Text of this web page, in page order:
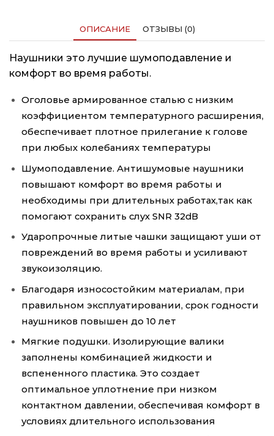
ОПИСАНИЕ ОТЗЫВЫ (0)
Наушники это лучшие шумоподавление и
комфорт во время работы.
Оголовье армированное сталью с низким
коэффициентом температурного расширения,
обеспечивает плотное прилегание к голове
при любых колебаниях температуры
Шумоподавление. Антишумовые наушники
повышают комфорт во время работы и
необходимы при длительных работах,так как
помогают сохранить слух SNR 32dB
Ударопрочные литые чашки защищают уши от
повреждений во время работы и усиливают
звукоизоляцию.
Благодаря износостойким материалам, при
правильном эксплуатировании, срок годности
наушников повышен до 10 лет
Мягкие подушки. Изолирующие валики
заполнены комбинацией жидкости и
вспененного пластика. Это создает
оптимальное уплотнение при низком
контактном давлении, обеспечивая комфорт в
условиях длительного использования